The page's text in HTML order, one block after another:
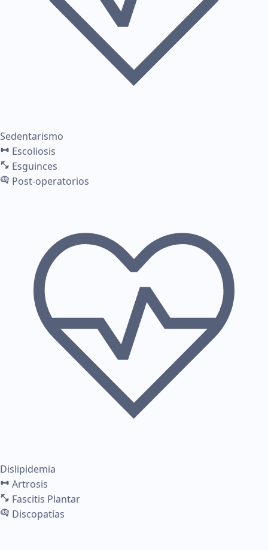
Sedentarismo
Escoliosis
Esguinces
Post-operatorios
Dislipidemia
Artrosis
Fascitis Plantar
Discopatías